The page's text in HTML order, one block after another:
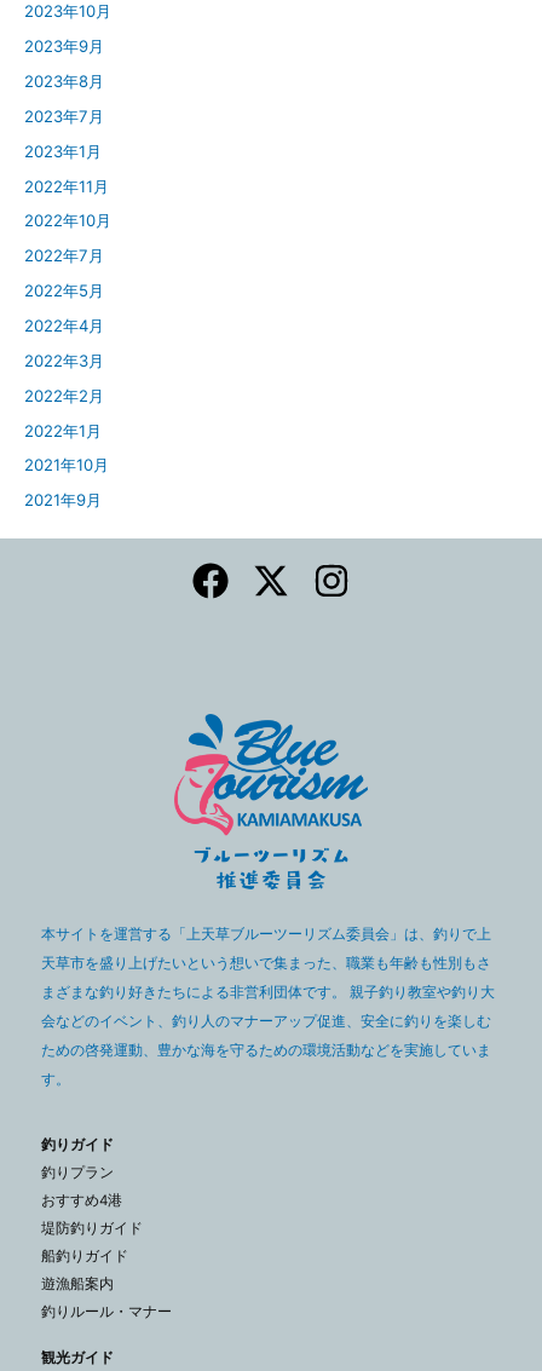
2023年10月
2023年9月
2023年8月
2023年7月
2023年1月
2022年11月
2022年10月
2022年7月
2022年5月
2022年4月
2022年3月
2022年2月
2022年1月
2021年10月
2021年9月
本サイトを運営する「上天草ブルーツーリズム委員会」は、釣りで上
天草市を盛り上げたいという想いで集まった、職業も年齢も性別もさ
まざまな釣り好きたちによる非営利団体です。 親子釣り教室や釣り大
会などのイベント、釣り人のマナーアップ促進、安全に釣りを楽しむ
ための啓発運動、豊かな海を守るための環境活動などを実施していま
す。
釣りガイド
釣りプラン
おすすめ4港
堤防釣りガイド
船釣りガイド
遊漁船案内
釣りルール・マナー
観光ガイド